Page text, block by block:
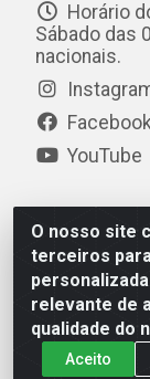
O nosso site
terceiros
relevante de
qualidade do
Aceito
Horário
Sábado das
nacionais.
YouTube
Distac
- Jardim